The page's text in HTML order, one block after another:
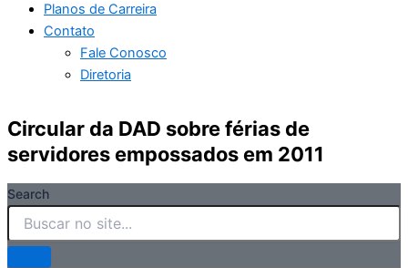
Planos de Carreira
Contato
Fale Conosco
Diretoria
Circular da DAD sobre férias de
servidores empossados em 2011
Search